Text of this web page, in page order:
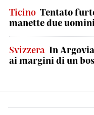
Ticino Tentato
manette due uomini
Svizzera In
ai margini di un